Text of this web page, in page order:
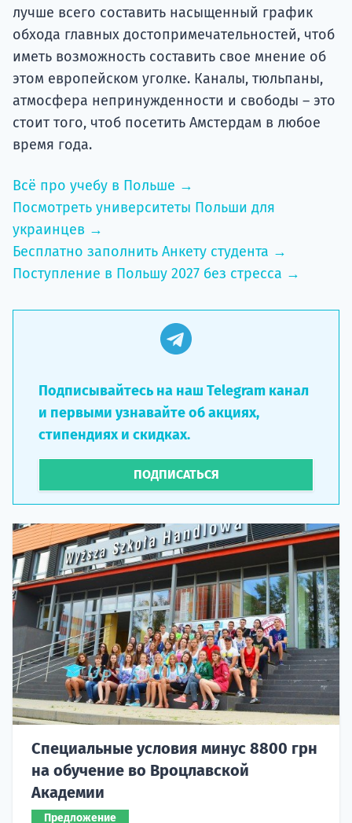
лучше всего составить насыщенный график
обхода главных достопримечательностей, чтоб
иметь возможность составить свое мнение об
этом европейском уголке. Каналы, тюльпаны,
атмосфера непринужденности и свободы – это
стоит того, чтоб посетить Амстердам в любое
время года.
Всё про учебу в Польше →
Посмотреть университеты Польши для
украинцев →
Бесплатно заполнить Анкету студента →
Поступление в Польшу 2027 без стресса →
Подписывайтесь на наш Telegram канал
и первыми узнавайте об акциях,
стипендиях и скидках.
ПОДПИСАТЬСЯ
Специальные условия минус 8800 грн
на обучение во Вроцлавской
Академии
Предложение